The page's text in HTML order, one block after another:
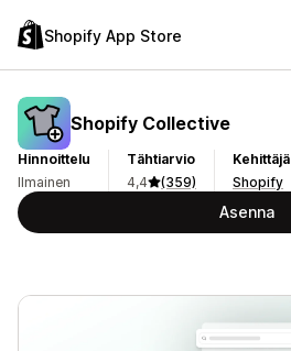
Shopify App Store
Shopify Collective
Hinnoittelu
Ilmainen
Tähtiarvio
4,4
(359)
Kehittäjä
Shopify
Asenna